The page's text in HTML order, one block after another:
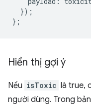
});
};
Hiển thị gợi ý
Nếu isToxic là true,
người dùng. Trong